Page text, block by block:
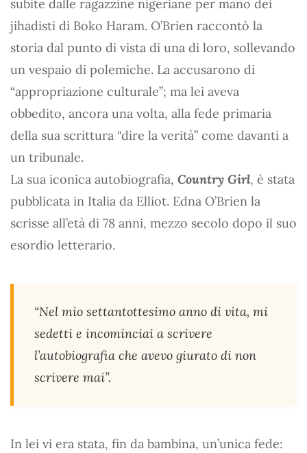
subite dalle ragazzine nigeriane per mano dei
jihadisti di Boko Haram. O’Brien raccontò la
storia dal punto di vista di una di loro, sollevando
un vespaio di polemiche. La accusarono di
“appropriazione culturale”; ma lei aveva
obbedito, ancora una volta, alla fede primaria
della sua scrittura “dire la verità” come davanti a
un tribunale.
La sua iconica autobiografia, Country Girl, è stata
pubblicata in Italia da Elliot. Edna O’Brien la
scrisse all’età di 78 anni, mezzo secolo dopo il suo
esordio letterario.
“Nel mio settantottesimo anno di vita, mi
sedetti e incominciai a scrivere
l’autobiografia che avevo giurato di non
scrivere mai”.
In lei vi era stata, fin da bambina, un’unica fede: